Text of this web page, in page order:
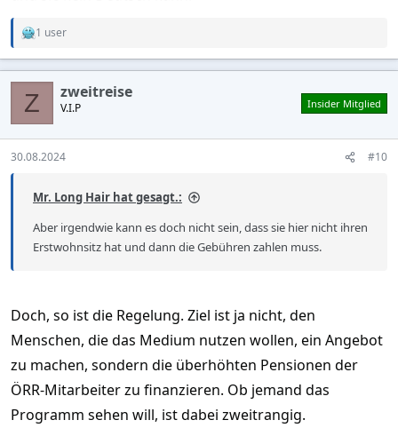
R
a
c
o
n
s
1 user
Z zweitreise
V.I.P Insider Mitglied
30.08.2024 #10
Mr. Long Hair hat gesagt.:
Aber irgendwie kann es doch nicht sein, dass sie hier nicht ihren
Erstwohnsitz hat und dann die Gebühren zahlen muss.
Doch, so ist die Regelung. Ziel ist ja nicht, den
Menschen, die das Medium nutzen wollen, ein Angebot
zu machen, sondern die überhöhten Pensionen der
ÖRR-Mitarbeiter zu finanzieren. Ob jemand das
Programm sehen will, ist dabei zweitrangig.